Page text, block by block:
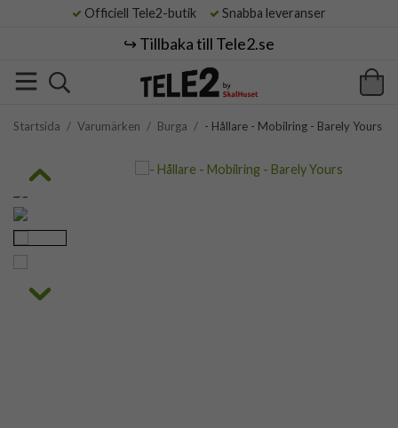
Officiell Tele2-butik Snabba leveranser
↪️ Tillbaka till Tele2.se
Startsida / Varumärken / Burga / - Hållare - Mobilring - Barely Yours